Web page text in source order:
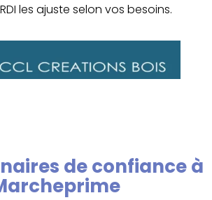
les ajuste selon vos besoins.
de confiance à